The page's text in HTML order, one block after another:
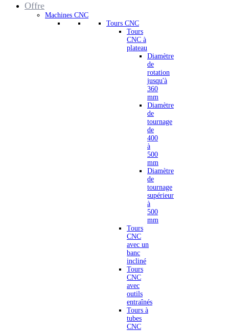
Offre
Machines CNC
Tours CNC
Tours
CNC à
plateau
Diamètre
de
rotation
jusqu'à
360
mm
Diamètre
de
tournage
de
400
à
500
mm
Diamètre
de
tournage
supérieur
à
500
mm
Tours
CNC
avec un
banc
incliné
Tours
CNC
avec
outils
entraînés
Tours à
tubes
CNC